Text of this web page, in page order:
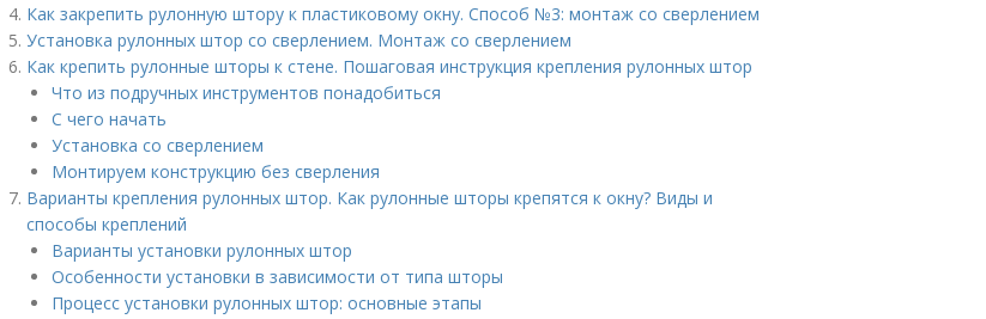
Как закрепить рулонную штору к пластиковому окну. Способ №3: монтаж со сверлением
Установка рулонных штор со сверлением. Монтаж со сверлением
Как крепить рулонные шторы к стене. Пошаговая инструкция крепления рулонных штор
Что из подручных инструментов понадобиться
С чего начать
Установка со сверлением
Монтируем конструкцию без сверления
Варианты крепления рулонных штор. Как рулонные шторы крепятся к окну? Виды и
способы креплений
Варианты установки рулонных штор
Особенности установки в зависимости от типа шторы
Процесс установки рулонных штор: основные этапы